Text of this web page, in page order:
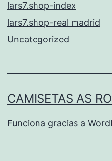
lars7.shop-index
lars7.shop-real madrid
Uncategorized
CAMISETAS AS
Funciona gracias a